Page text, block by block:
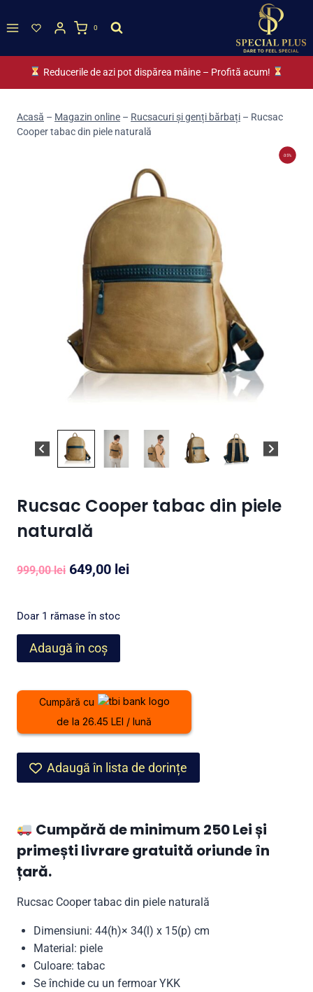
to
0
Reducerile de azi pot dispărea mâine – Profită acum!
Acasă – Magazin online – Rucsacuri și genți bărbați – Rucsac
Cooper tabac din piele naturală
-35%
Rucsac Cooper tabac din piele
naturală
999,00lei Prețul
a
fost:
999,00 lei.
649,00 leiPrețul
Doar 1 rămase în stoc
Cantitate
Rucsac
tabac
piele
Adaugă în coș
Cumpără cu
de la 26.45 LEI / lună
Adaugă în lista de dorințe
Cumpără de minimum 250 Lei și
primești livrare gratuită oriunde în
țară.
Rucsac Cooper tabac din piele naturală
Dimensiuni: 44(h)× 34(l) x 15(p) cm
Material: piele
Culoare: tabac
Se închide cu un fermoar YKK